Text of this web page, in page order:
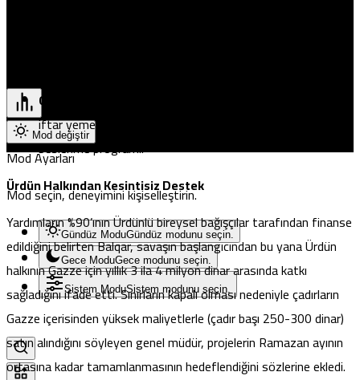
Mod değiştir
Mod Ayarları
Mod seçin, deneyimini kişiselleştirin.
Gündüz ModuGündüz modunu seçin.
Gece ModuGece modunu seçin.
Sistem ModuSistem modunu seçin.
Gıda Güvenliği:
iftar yemeği üretimi ve 100 bin hurma barından oluşan okul
beslenme programı.
Ürdün Halkından Kesintisiz Destek
Yardımların %90’ının Ürdünlü bireysel bağışçılar tarafından finanse
edildiğini belirten Balqar, savaşın başlangıcından bu yana Ürdün
halkının Gazze için yıllık 3 ila 4 milyon dinar arasında katkı
sağladığınıifade etti. Sınırların kapalı olması nedeniyle çadırların
Gazze içerisinden yüksek maliyetlerle (çadır başı 250-300 dinar)
satın alındığını söyleyen genel müdür, projelerin Ramazan ayının
ortasına kadar tamamlanmasının hedeflendiğini sözlerine ekledi.